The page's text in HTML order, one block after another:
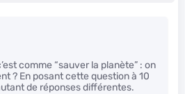
comme “sauver la planète” : on
? En posant cette question à 10
de réponses différentes.